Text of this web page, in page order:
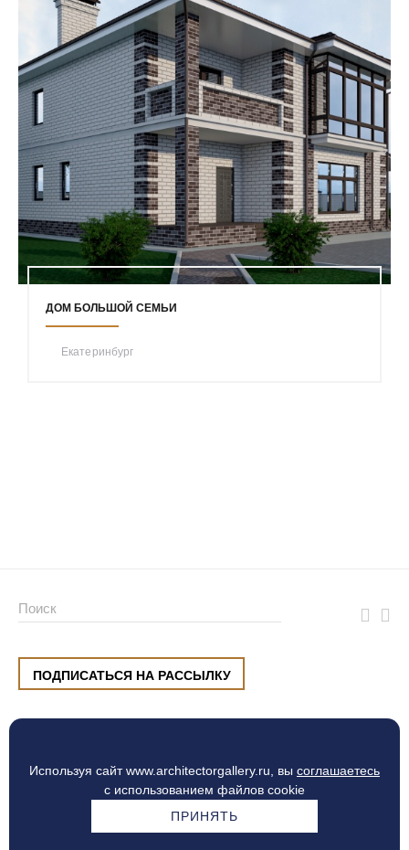
ДОМ БОЛЬШОЙ СЕМЬИ
Екатеринбург
Используя сайт www.architectorgallery.ru, вы соглашаетесь
с использованием файлов cookie
ПРИНЯТЬ
ПОДПИСАТЬСЯ НА РАССЫЛКУ
ул. Малышева, 8, Екатеринбург
Процесс оплаты